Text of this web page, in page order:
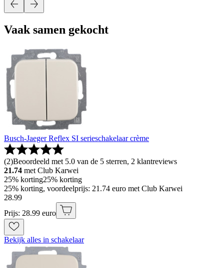
Vaak samen gekocht
Busch-Jaeger Reflex SI serieschakelaar crème
(2)Beoordeeld met 5.0 van de 5 sterren, 2 klantreviews
21.74 met Club Karwei
25% korting25% korting
25% korting, voordeelprijs: 21.74 euro met Club Karwei
28.99
Prijs: 28.99 euro
Bekijk alles in schakelaar